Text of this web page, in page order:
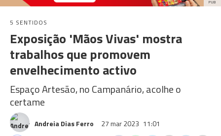
PUB
5 SENTIDOS
Exposição 'Mãos Vivas' mostra
trabalhos que promovem
envelhecimento activo
Espaço Artesão, no Campanário, acolhe o
certame
Andreia Dias Ferro 27 mar 2023 11:01